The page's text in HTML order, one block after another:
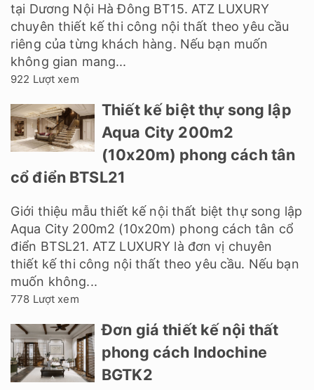
tại Dương Nội Hà Đông BT15. ATZ LUXURY
chuyên thiết kế thi công nội thất theo yêu cầu
riêng của từng khách hàng. Nếu bạn muốn
không gian mang...
922 Lượt xem
Thiết kế biệt thự song lập
Aqua City 200m2
(10x20m) phong cách tân
cổ điển BTSL21
Giới thiệu mẫu thiết kế nội thất biệt thự song lập
Aqua City 200m2 (10x20m) phong cách tân cổ
điển BTSL21. ATZ LUXURY là đơn vị chuyên
thiết kế thi công nội thất theo yêu cầu. Nếu bạn
muốn không...
778 Lượt xem
Đơn giá thiết kế nội thất
phong cách Indochine
BGTK2